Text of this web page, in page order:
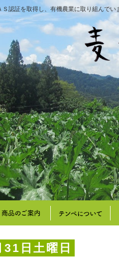
認証を取得し、有機農業に取り組んでい
日土曜日